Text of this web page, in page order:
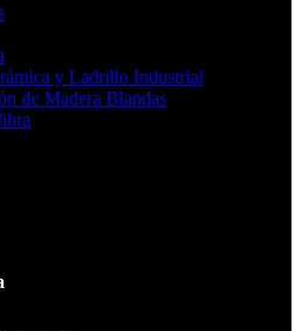
y Ladrillo Industrial
de Madera Blandas